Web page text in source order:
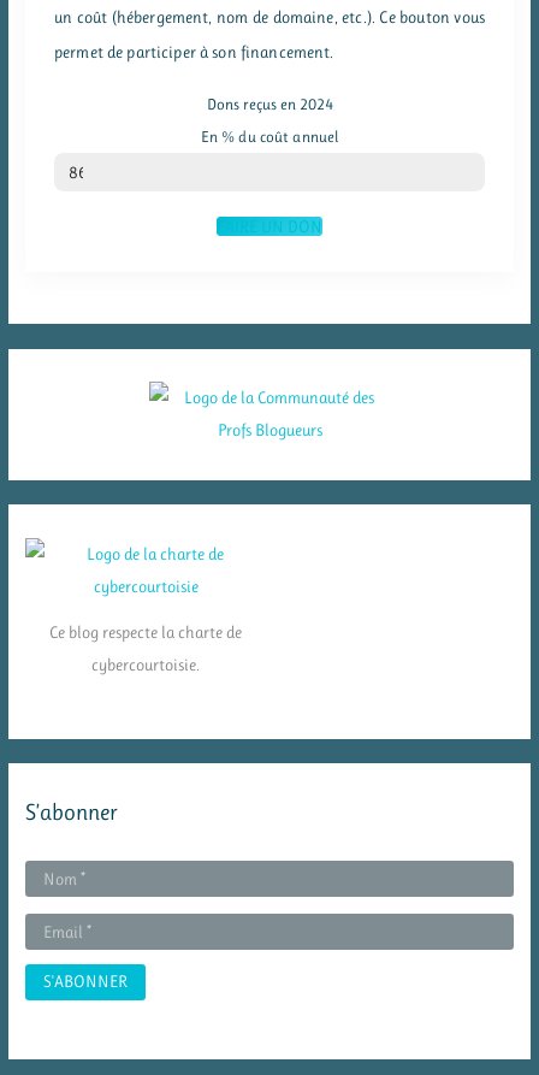
un coût (hébergement, nom de domaine, etc.). Ce bouton vous
permet de participer à son financement.
Dons reçus en 2024
En % du coût annuel
% du coût annuel
86
FAIRE UN DON
Ce blog respecte la charte de
cybercourtoisie.
S’abonner